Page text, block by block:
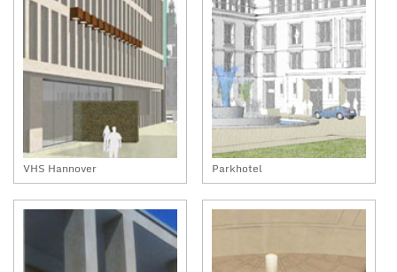
VHS Hannover Parkhotel